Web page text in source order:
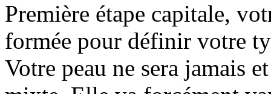
Première étape capitale,
formée pour définir votre
Votre peau ne sera jamais